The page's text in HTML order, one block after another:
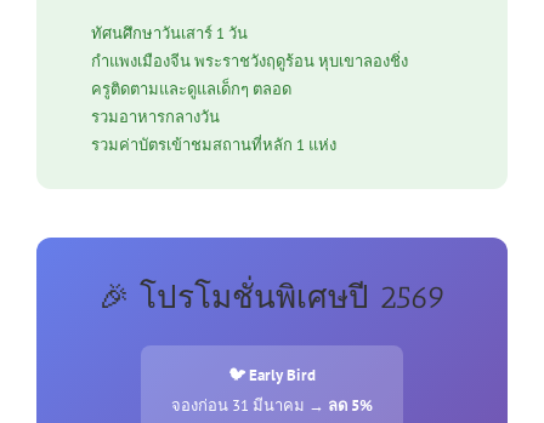
ทัศนศึกษาวันเสาร์ 1 วัน
กำแพงเมืองจีน พระราชวังฤดูร้อน หุบเขาลองชิ่ง
ครูติดตามและดูแลเด็กๆ ตลอด
รวมอาหารกลางวัน
รวมค่าบัตรเข้าชมสถานที่หลัก 1 แห่ง
🎉 โปรโมชั่นพิเศษปี 2569
🐦 Early Bird
จองก่อน 31 มีนาคม → ลด 5%